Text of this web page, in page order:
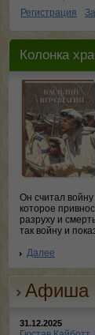
Регистрация
Колонка
Он считал
которое
разруху и
так войну и
Далее
Афиша
31.12.2025